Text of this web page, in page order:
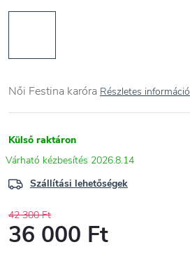
Női Festina karóra Részletes információ
Külső raktáron
2026.8.14
Szállítási lehetőségek
42 300 Ft
36 000 Ft